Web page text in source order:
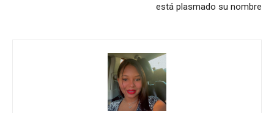
está plasmado su nombre